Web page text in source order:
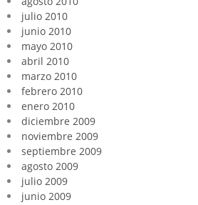
julio 2010
junio 2010
mayo 2010
abril 2010
marzo 2010
febrero 2010
enero 2010
diciembre 2009
noviembre 2009
septiembre 2009
agosto 2009
julio 2009
junio 2009